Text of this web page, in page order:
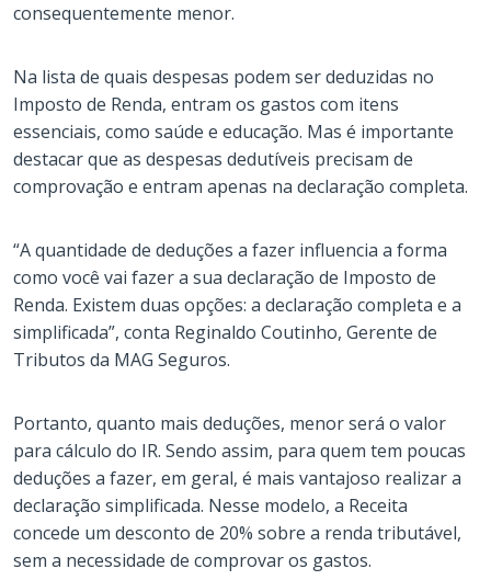
consequentemente menor.
Na lista de quais despesas podem ser deduzidas no
Imposto de Renda, entram os gastos com itens
essenciais, como saúde e educação. Mas é importante
destacar que as despesas dedutíveis precisam de
comprovação e entram apenas na declaração completa.
“A quantidade de deduções a fazer influencia a forma
como você vai fazer a sua declaração de Imposto de
Renda. Existem duas opções: a declaração completa e a
simplificada”, conta Reginaldo Coutinho, Gerente de
Tributos da MAG Seguros.
Portanto, quanto mais deduções, menor será o valor
para cálculo do IR. Sendo assim, para quem tem poucas
deduções a fazer, em geral, é mais vantajoso realizar a
declaração simplificada. Nesse modelo, a Receita
concede um desconto de 20% sobre a renda tributável,
sem a necessidade de comprovar os gastos.